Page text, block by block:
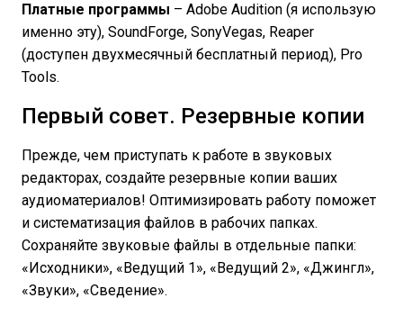
Платные программы – Adobe Audition (я использую
именно эту), SoundForge, SonyVegas, Reaper
(доступен двухмесячный бесплатный период), Pro
Tools.
Первый совет. Резервные копии
Прежде, чем приступать к работе в звуковых
редакторах, создайте резервные копии ваших
аудиоматериалов! Оптимизировать работу поможет
и систематизация файлов в рабочих папках.
Сохраняйте звуковые файлы в отдельные папки:
«Исходники», «Ведущий 1», «Ведущий 2», «Джингл»,
«Звуки», «Сведение».